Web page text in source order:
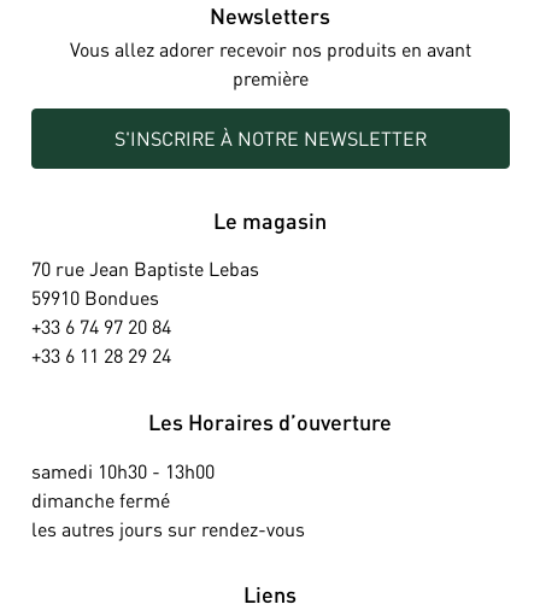
Newsletters
Vous allez adorer recevoir nos produits en avant
première
S'INSCRIRE À NOTRE NEWSLETTER
Le magasin
70 rue Jean Baptiste Lebas
59910 Bondues
+33 6 74 97 20 84
+33 6 11 28 29 24
Les Horaires d’ouverture
samedi 10h30 - 13h00
dimanche fermé
les autres jours sur rendez-vous
Liens